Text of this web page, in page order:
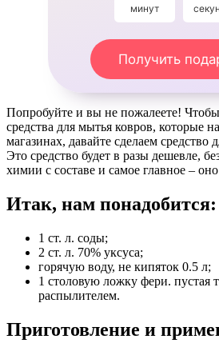
минут
Получить
Попробуйте и вы не пожалеете! Чтобы
средства для мытья ковров, которые
магазинах, давайте сделаем средство
Это средство будет в разы дешевле,
химии с составе и самое главное –
Итак, нам понадобится:
1 ст. л. соды;
2 ст. л. 70% уксуса;
горячую воду, не кипяток 0.5 л;
1 столовую ложку фери. пустая
распылителем.
Приготовление и